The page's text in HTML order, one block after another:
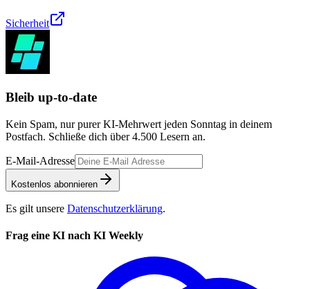
Sicherheit
Bleib up-to-date
Kein Spam, nur purer KI-Mehrwert jeden Sonntag in deinem
Postfach. Schließe dich über4.500 Lesern an.
E-Mail-Adresse
Kostenlos abonnieren
Es gilt unsere Datenschutzerklärung.
Frag eine KI nach KI Weekly